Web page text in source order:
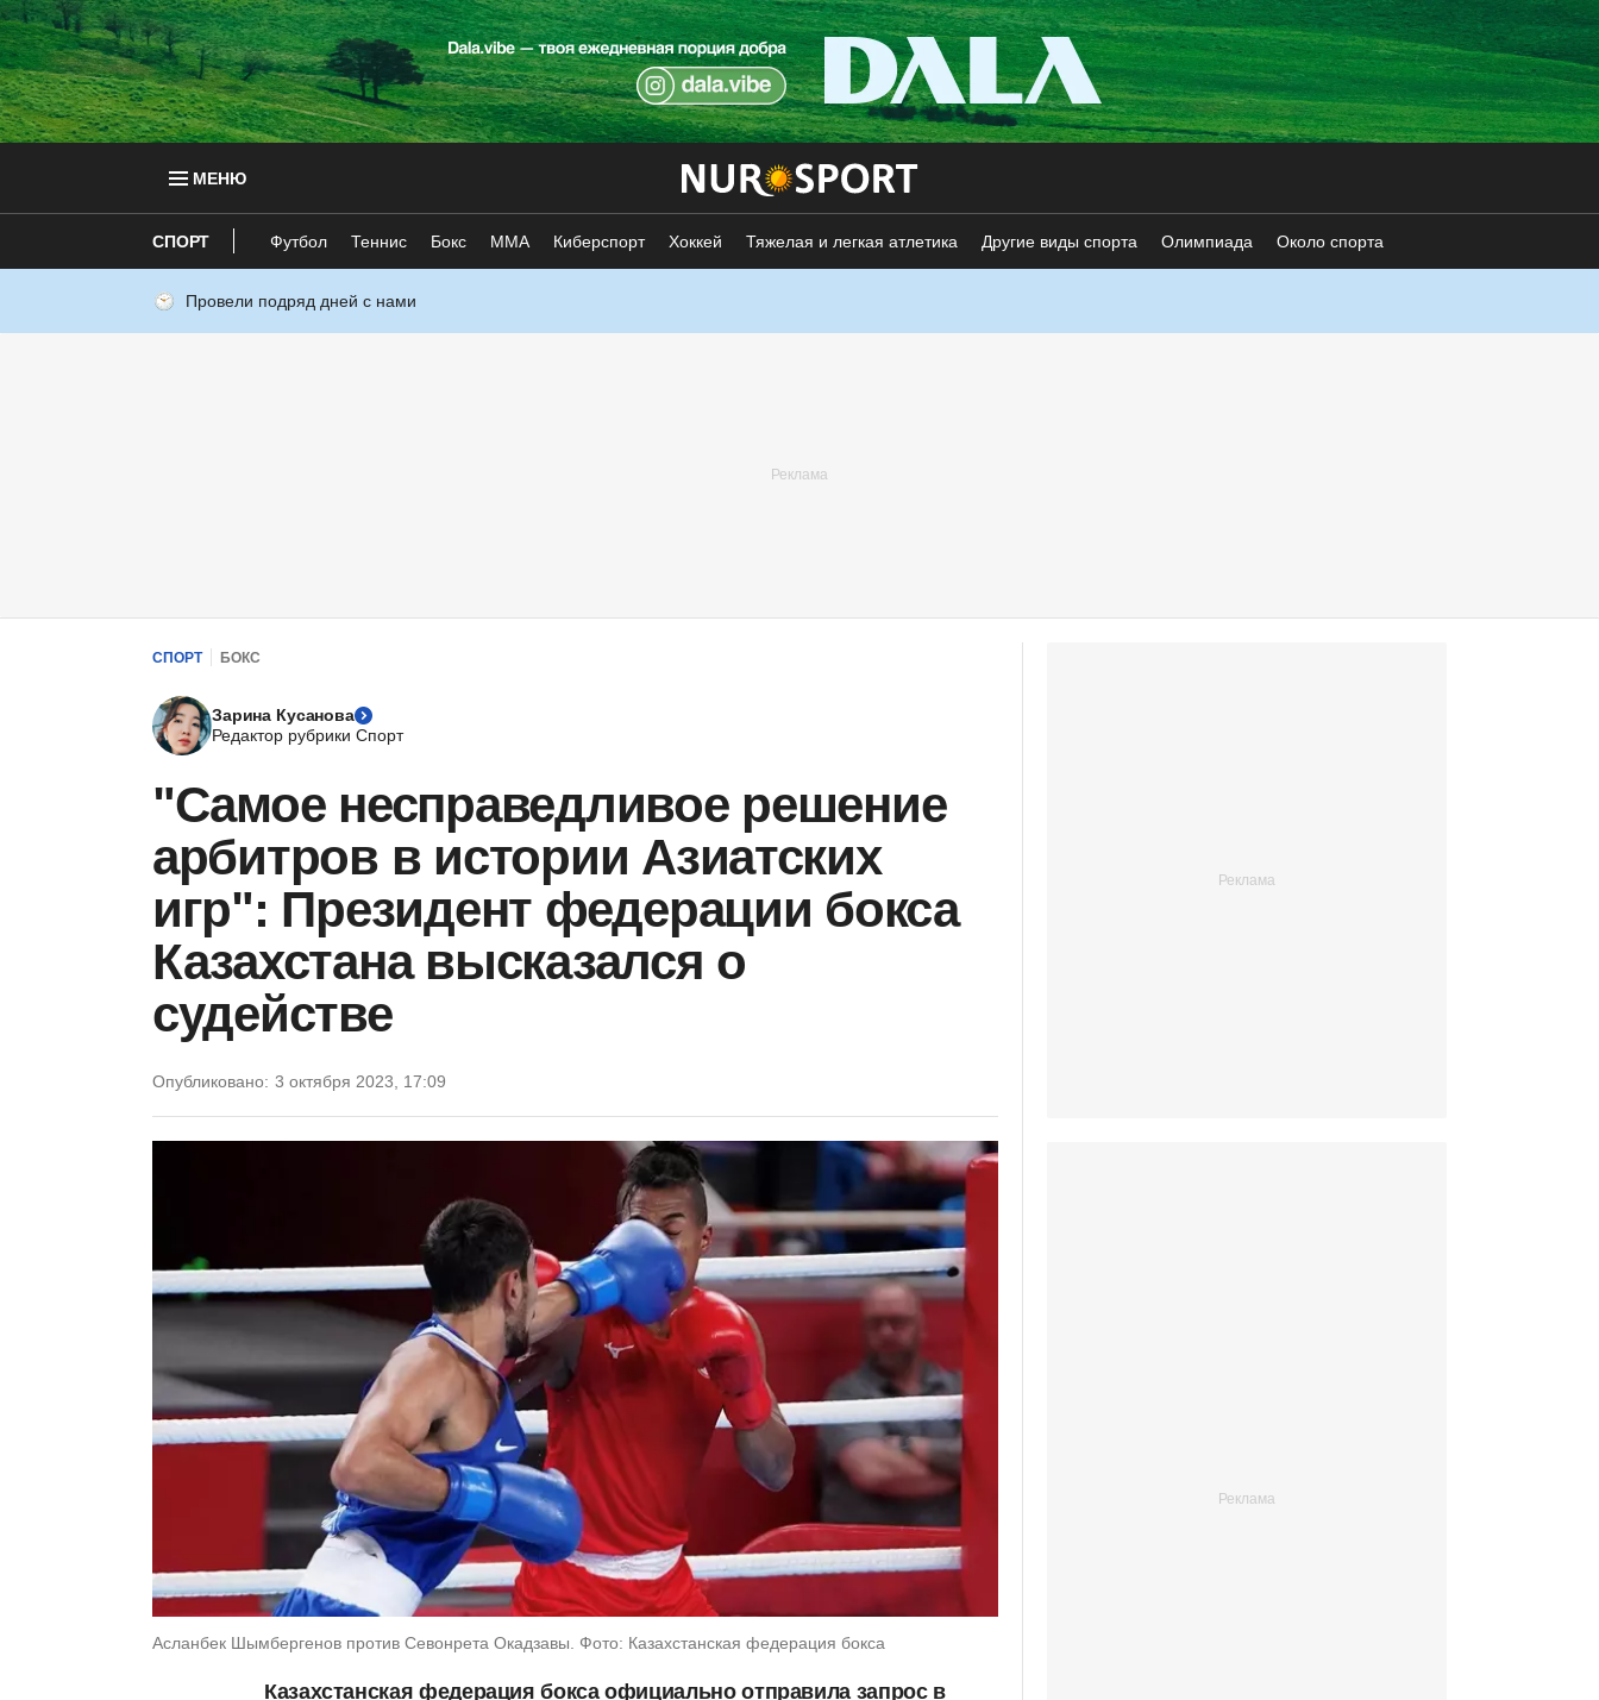
МЕНЮ
СПОРТ Футбол Теннис Бокс ММА Киберспорт Хоккей Тяжелая и легкая атлетика Другие виды спорта Олимпиада Около спорта
Провели подряд дней с нами
СПОРТ БОКС
Зарина Кусанова
Редактор рубрики Спорт
"Самое несправедливое решение
арбитров в истории Азиатских
игр": Президент федерации бокса
Казахстана высказался о
судействе
Опубликовано: 3 октября 2023, 17:09
Асланбек Шымбергенов против Севонрета Окадзавы. Фото: Казахстанская федерация бокса
Казахстанская федерация бокса официально отправила запрос в